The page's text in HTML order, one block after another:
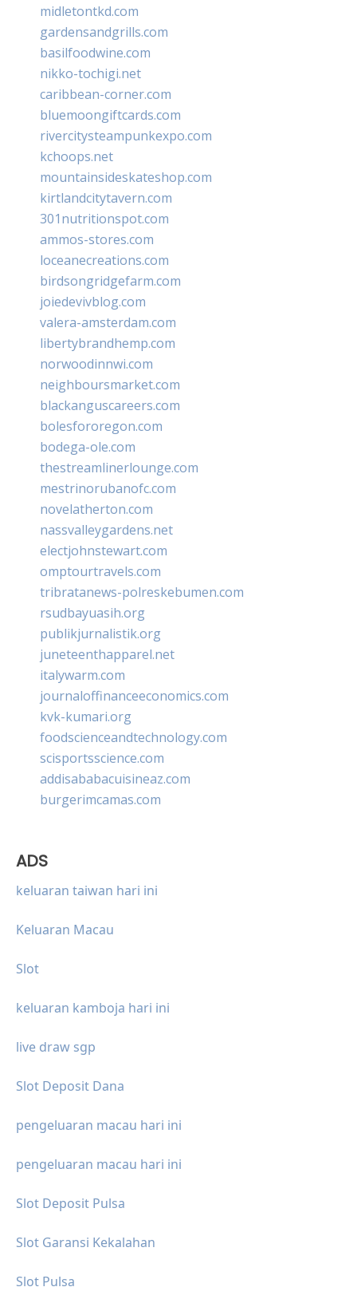
midletontkd.com
gardensandgrills.com
basilfoodwine.com
nikko-tochigi.net
caribbean-corner.com
bluemoongiftcards.com
rivercitysteampunkexpo.com
kchoops.net
mountainsideskateshop.com
kirtlandcitytavern.com
301nutritionspot.com
ammos-stores.com
loceanecreations.com
birdsongridgefarm.com
joiedevivblog.com
valera-amsterdam.com
libertybrandhemp.com
norwoodinnwi.com
neighboursmarket.com
blackanguscareers.com
bolesfororegon.com
bodega-ole.com
thestreamlinerlounge.com
mestrinorubanofc.com
novelatherton.com
nassvalleygardens.net
electjohnstewart.com
omptourtravels.com
tribratanews-polreskebumen.com
rsudbayuasih.org
publikjurnalistik.org
juneteenthapparel.net
italywarm.com
journaloffinanceeconomics.com
kvk-kumari.org
foodscienceandtechnology.com
scisportsscience.com
addisababacuisineaz.com
burgerimcamas.com
ADS
keluaran taiwan hari ini
Keluaran Macau
Slot
keluaran kamboja hari ini
live draw sgp
Slot Deposit Dana
pengeluaran macau hari ini
pengeluaran macau hari ini
Slot Deposit Pulsa
Slot Garansi Kekalahan
Slot Pulsa